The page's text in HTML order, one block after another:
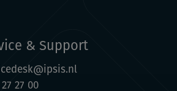
& Support
27 00